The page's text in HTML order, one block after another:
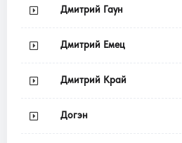
Дмитрий Гаун
Дмитрий Емец
Дмитрий Край
Догэн